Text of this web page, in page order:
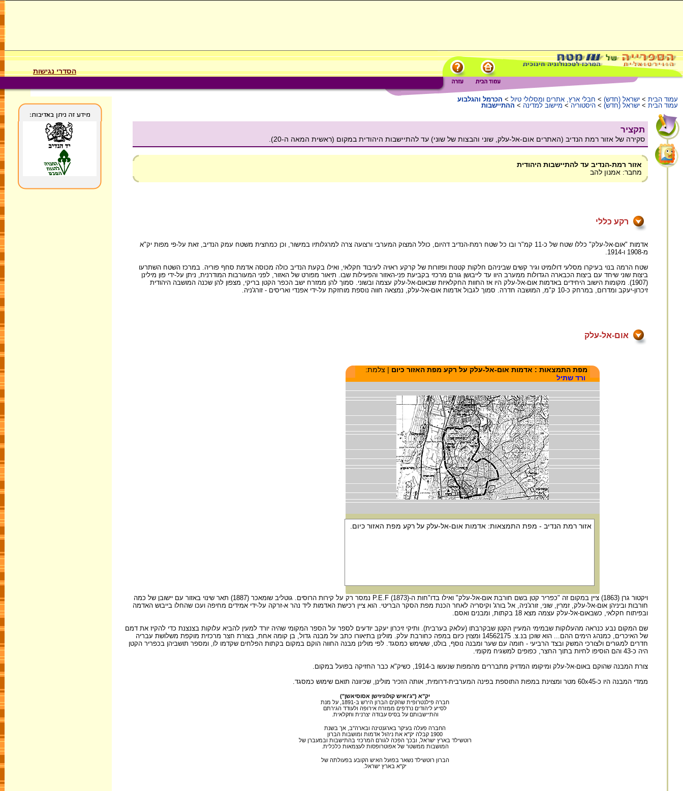
הסדרי נגישות
עמוד הבית > ישראל (חדש) > חבלי ארץ, אתרים ומסלולי טיול > הכרמל והגלבוע
עמוד הבית > ישראל (חדש) > היסטוריה > מיישוב למדינה > ההתיישבות
תקציר
סקירה של אזור רמת הנדיב (האתרים אום-אל-עלק, שוני והבצות של שוני) עד להתיישבות היהודית במקום (ראשית המאה ה-20).
אזור רמת-הנדיב עד להתיישבות היהודית
מחבר: אמנון להב
רקע כללי
אדמות "אום-אל-עלק" כללו שטח של כ-11 קמ"ר ובו כל שטח רמת-הנדיב דהיום, כולל המצוק המערבי ורצועה צרה למרגלותיו במישור, וכן כמחצית משטח עמק הנדיב, זאת על-פי מפות יק"א
מ-1908 ו-1914.
שטח הרמה בנוי בעיקרו מסלעי דולומיט וגיר קשים שביניהם חלקות קטנות ופזורות של קרקע ראויה לעיבוד חקלאי, ואילו בקעת הנדיב כולה מכוסה אדמת סחף פוריה. במרכז השטח השתרעו
ביצות שוני שיחד עם ביצות הכבארה הגדולות ממערב היוו עד לייבושן גורם מרכזי בקביעת פני-האזור והפעילות שבו. תיאור מפורט של האזור, לפני המעורבות המודרנית, ניתן על-ידי פון מילינן
(1907). מקומות הישוב היחידים באדמות אום-אל-עלק היו אז החוות החקלאיות שבאום-אל-עלק עצמה ובשוני. סמוך להן ממזרח ישב הכפר הקטן בריקי, מצפון להן שכנה המושבה היהודית
זיכרון-יעקב ומדרום, במרחק כ-10 ק"מ, המושבה חדרה. סמוך לגבול אדמות אום-אל-עלק, נמצאה חווה נוספת מוחזקת על-ידי אפנדי ואריסים - זורג'ניה.
אום-אל-עלק
ויקטור גרן (1863) ציין במקום זה "כפריר קטן בשם חורבת אום-אל-עלק" ואילו בדו"חות ה-P.E.F (1873) נמסר רק על קירות הרוסים. גוטליב שומאכר (1887) תאר שינוי באזור עם יישובן של כמה
חורבות וביניהן אום-אל-עלק, זמרין, שוני, זורג'ניה, אל בורג' וקיסריה לאחר הכנת מפת הסקר הבריטי. הוא ציין רכישת האדמות ליד נהר א-זרקה על-ידי אמידים מחיפה ועכו שהחלו בייבוש האדמה
ובפיתוח חקלאי, כשבאום-אל-עלק עצמה מצא 18 בקתות, ומבנים ואסם.
שם המקום נבע כנראה מהעלוקות שבמימי המעיין הקטן שבקרבתו (עלאק בערבית). ותיקי זיכרון יעקב יודעים לספר על הספר המקומי שהיה יורד למעין להביא עלוקות בצנצנת כדי להקיז את דמם
של האיכרים, כמנהג הימים ההם... הוא שוכן בנ.צ. 14562175 ומצוין כיום במפה כחורבת עלק. מולינן בתיאורו כתב על מבנה גדול, בן קומה אחת, בצורת חצר מרכזית מוקפת משלושת עבריה
חדרים למגורים ולצורכי המשק ובצד הרביעי - חומה עם שער ומבנה נוסף, בולט, ששימש כמסגד. לפי מולינן מבנה החווה הוקם במקום בקתות הפלחים שקדמו לו, ומספר תושביהן בכפריר הקטן
היה כ-43 והם הוסיפו לחיות בתוך החצר, כפופים למשגיח מקומי.
צורת המבנה שהוקם באום-אל-עלק ומיקומו המדויק מתבררים מהמפות שנעשו ב-1914, כשיק"א כבר החזיקה בפועל במקום.
ממדי המבנה היו כ-60x45 מטר ומצוינת במפות התוספת בפינה המערבית-דרומית, אותה הזכיר מולינן, שכיוונה תואם שימוש כמסגד.
יק"א ("ג'ואיש קולוניזישן אסוסיאשן")
חברה פילנטרופית שהקים הברון הירש ב-1891, על מנת
לסייע ליהודים נרדפים ממזרח אירופה ולעודד הגירתם
והתיישבותם על בסיס עבודה יצרנית וחקלאית.
החברה פעלה בעיקר בארגנטינה ובארה"ב, אך בשנת
1900 קבלה יק"א את ניהול אדמות ומושבות הברון
רוטשילד בארץ ישראל, ובכך הפכה לגורם המרכזי בהתישבות ובמעברן של
המושבות ממשטר של אפוטרופסות לעצמאות כלכלית.
הברון רוטשילד נשאר בפועל האיש הקובע בפעולתה של
יק"א בארץ ישראל.